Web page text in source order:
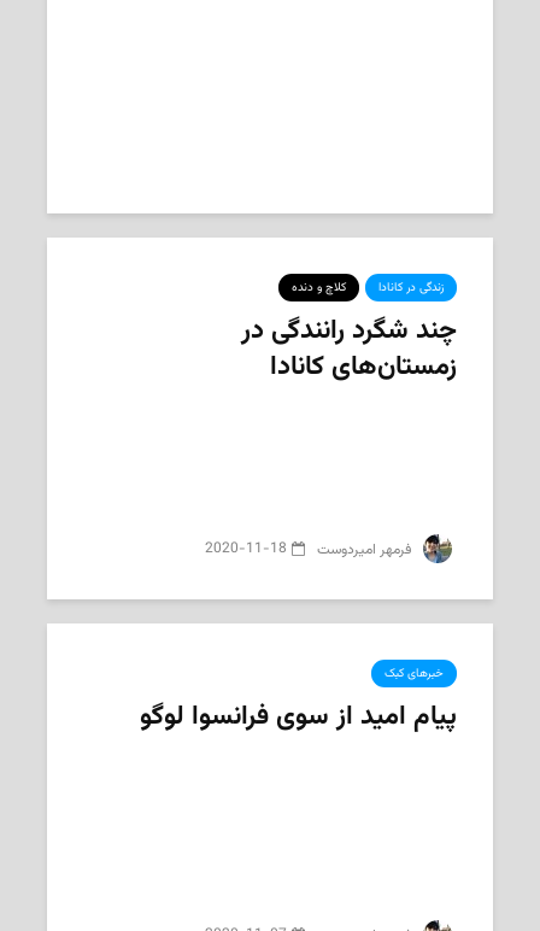
زندگی در کانادا کلاچ و دنده
چند شگرد رانندگی در
زمستان‌های کانادا
‌ فرمهر امیردوست 2020-11-18
خبرهای کبک
پیام امید از سوی فرانسوا لوگو